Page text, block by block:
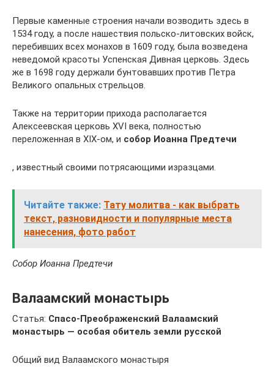
Первые каменные строения начали возводить здесь в
1534 году, а после нашествия польско-литовских войск,
перебивших всех монахов в 1609 году, была возведена
неведомой красоты Успенская Дивная церковь. Здесь
же в 1698 году держали бунтовавших против Петра
Великого опальных стрельцов.
Также на территории прихода располагается
Алексеевская церковь XVI века, полностью
переложенная в XIX-ом, и собор Иоанна Предтечи
, известный своими потрясающими изразцами.
Читайте также: Тату молитва - как выбрать
текст, разновидности и популярные места
нанесения, фото работ
Собор Иоанна Предтечи
Валаамский монастырь
Статья: Спасо-Преображенский Валаамский
монастырь — особая обитель земли русской
Общий вид Валаамского монастыря